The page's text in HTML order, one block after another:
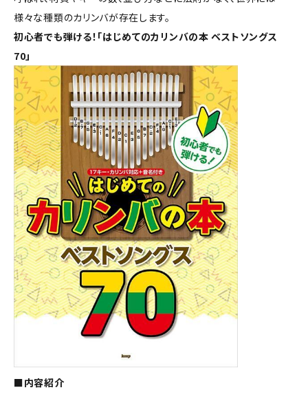
様々な種類のカリンバが存在します。
初心者でも弾ける！「はじめてのカリンバの本 ベストソングス
70」
■内容紹介